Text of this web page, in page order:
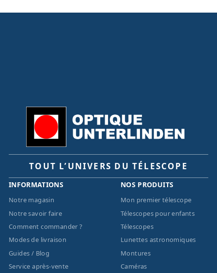
TOUT L’UNIVERS DU TÉLESCOPE
INFORMATIONS
Notre magasin
Notre savoir faire
Comment commander ?
Modes de livraison
Guides / Blog
Service après-vente
NOS PRODUITS
Mon premier télescope
Télescopes pour enfants
Télescopes
Lunettes astronomiques
Montures
Caméras